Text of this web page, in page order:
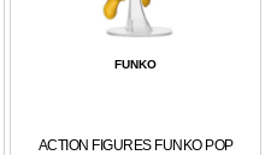
FUNKO
ACTION FIGURES FUNKO POP